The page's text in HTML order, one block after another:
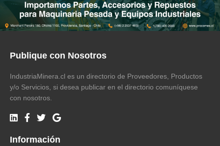
Publique con Nosotros
IndustriaMinera.cl es un directorio de Proveedores, Productos
y/o Servicios, si desea publicar en el directorio comuníquese
con nosotros.
Información